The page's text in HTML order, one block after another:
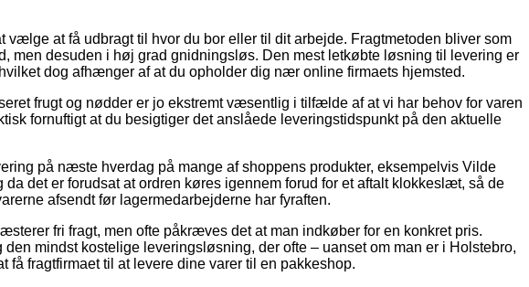
at få udbragt til hvor du bor eller til dit arbejde. Fragtmetoden bliver som
men desuden i høj grad gnidningsløs. Den mest letkøbte løsning til levering er
dog afhænger af at du opholder dig nær online firmaets hjemsted.
frugt og nødder er jo ekstremt væsentlig i tilfælde af at vi har behov for varen
fornuftigt at du besigtiger det anslåede leveringstidspunkt på den aktuelle
på næste hverdag på mange af shoppens produkter, eksempelvis Vilde
det er forudsat at ordren køres igennem forud for et aftalt klokkeslæt, så de
afsendt før lagermedarbejderne har fyraften.
fri fragt, men ofte påkræves det at man indkøber for en konkret pris.
mindst kostelige leveringsløsning, der ofte – uanset om man er i Holstebro,
få fragtfirmaet til at levere dine varer til en pakkeshop.